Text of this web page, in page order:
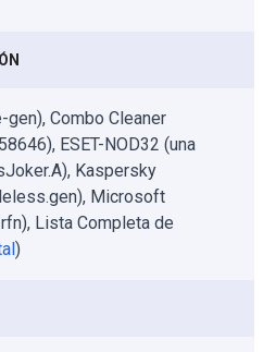
Combo Cleaner
ESET-NOD32 (una
Kaspersky
Microsoft
Lista Completa de
)